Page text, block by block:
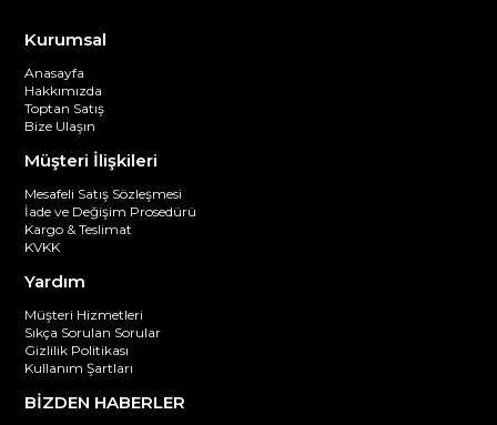
Kurumsal
Anasayfa
Hakkımızda
Toptan Satış
Bize Ulaşın
Müşteri İlişkileri
Mesafeli Satış Sözleşmesi
İade ve Değişim Prosedürü
Kargo & Teslimat
KVKK
Yardım
Müşteri Hizmetleri
Sıkça Sorulan Sorular
Gizlilik Politikası
Kullanım Şartları
BİZDEN HABERLER